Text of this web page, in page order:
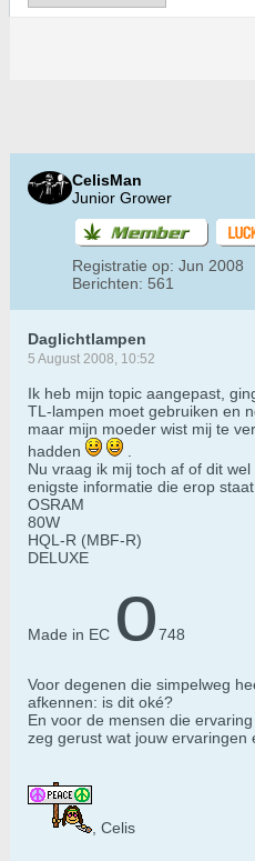
CelisMan
Junior Grower
Registratie op: Jun 2008
Berichten: 561
Daglichtlampen
5 August 2008, 10:52
Ik heb mijn topic aangepast,
TL-lampen moet gebruiken en
maar mijn moeder wist mij te
hadden
Nu vraag ik mij toch af of dit
enigste informatie die erop
OSRAM
80W
HQL-R (MBF-R)
DELUXE
Made in EC o748
Voor degenen die simpelweg
afkennen: is dit oké?
En voor de mensen die
zeg gerust wat jouw ervaringen
, Celis